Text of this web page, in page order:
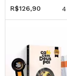
R$126,90
4